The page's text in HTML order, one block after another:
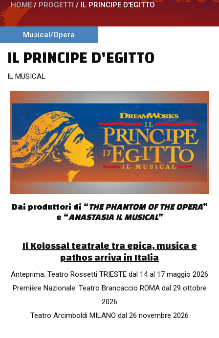
HOME / PROGETTI / IL PRINCIPE D'EGITTO
Musical/Opera
IL PRINCIPE D'EGITTO
IL MUSICAL
Dai produttori di “THE PHANTOM OF THE OPERA”
e “ANASTASIA IL MUSICAL”
Il Kolossal teatrale tra epica, musica e
pathos arriva in Italia
Anteprima: Teatro Rossetti TRIESTE dal 14 al 17 maggio 2026
Première Nazionale: Teatro Brancaccio ROMA dal 29 ottobre
2026
Teatro Arcimboldi MILANO dal 26 novembre 2026